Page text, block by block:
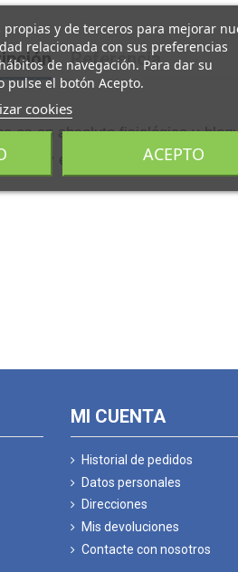
Referencia
es en absoluto fisiológica y
y evitar el esfuerzo.
MI CUENTA
Historial de pedidos
Datos personales
Direcciones
Mis devoluciones
Contacte con nosotros
propias y de terceros para mejorar
relacionada con sus preferencias
de navegación. Para dar su
pulse el botón Acepto.
cookies
ACEPTO